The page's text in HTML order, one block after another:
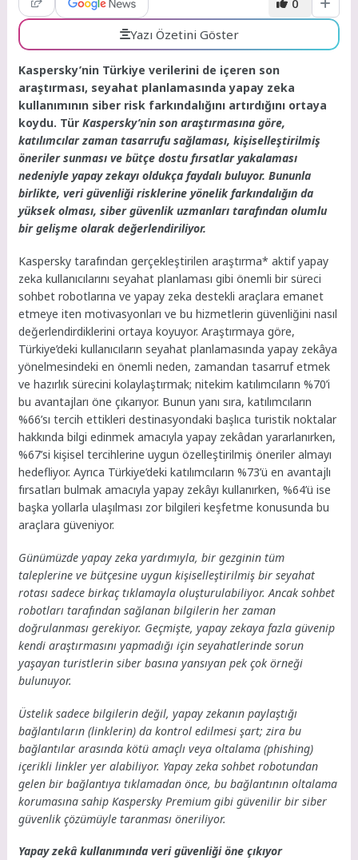
Yazı Özetini Göster
Kaspersky’nin Türkiye verilerini de içeren son
araştırması, seyahat planlamasında yapay zeka
kullanımının siber risk farkındalığını artırdığını ortaya
koydu. TürKaspersky’nin son araştırmasına göre,
katılımcılar zaman tasarrufu sağlaması, kişiselleştirilmiş
öneriler sunması ve bütçe dostu fırsatlar yakalaması
nedeniyle yapay zekayı oldukça faydalı buluyor. Bununla
birlikte, veri güvenliği risklerine yönelik farkındalığın da
yüksek olması, siber güvenlik uzmanları tarafından olumlu
bir gelişme olarak değerlendiriliyor.
Kaspersky tarafından gerçekleştirilen araştırma* aktif yapay
zeka kullanıcılarını seyahat planlaması gibi önemli bir süreci
sohbet robotlarına ve yapay zeka destekli araçlara emanet
etmeye iten motivasyonları ve bu hizmetlerin güvenliğini nasıl
değerlendirdiklerini ortaya koyuyor. Araştırmaya göre,
Türkiye’deki kullanıcıların seyahat planlamasında yapay zekâya
yönelmesindeki en önemli neden, zamandan tasarruf etmek
ve hazırlık sürecini kolaylaştırmak; nitekim katılımcıların %70’i
bu avantajları öne çıkarıyor. Bunun yanı sıra, katılımcıların
%66’sı tercih ettikleri destinasyondaki başlıca turistik noktalar
hakkında bilgi edinmek amacıyla yapay zekâdan yararlanırken,
%67’si kişisel tercihlerine uygun özelleştirilmiş öneriler almayı
hedefliyor. Ayrıca Türkiye’deki katılımcıların %73’ü en avantajlı
fırsatları bulmak amacıyla yapay zekâyı kullanırken, %64’ü ise
başka yollarla ulaşılması zor bilgileri keşfetme konusunda bu
araçlara güveniyor.
Günümüzde yapay zeka yardımıyla, bir gezginin tüm
taleplerine ve bütçesine uygun kişiselleştirilmiş bir seyahat
rotası sadece birkaç tıklamayla oluşturulabiliyor. Ancak sohbet
robotları tarafından sağlanan bilgilerin her zaman
doğrulanması gerekiyor. Geçmişte, yapay zekaya fazla güvenip
kendi araştırmasını yapmadığı için seyahatlerinde sorun
yaşayan turistlerin siber basına yansıyan pek çok örneği
bulunuyor.
Üstelik sadece bilgilerin değil, yapay zekanın paylaştığı
bağlantıların (linklerin) da kontrol edilmesi şart; zira bu
bağlantılar arasında kötü amaçlı veya oltalama (phishing)
içerikli linkler yer alabiliyor. Yapay zeka sohbet robotundan
gelen bir bağlantıya tıklamadan önce, bu bağlantının oltalama
korumasına sahip Kaspersky Premium gibi güvenilir bir siber
güvenlik çözümüyle taranması öneriliyor.
Yapay zekâ kullanımında veri güvenliği öne çıkıyor